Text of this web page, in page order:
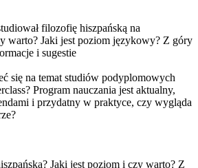
filozofię hiszpańską na
warto? Jaki jest poziom językowy? Z góry
i sugestie
się na temat studiów podyplomowych
Program nauczania jest aktualny,
i przydatny w praktyce, czy wygląda
Jaki jest poziom i czy warto? Z